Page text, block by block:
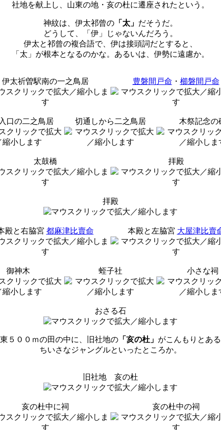
社地を献上し、山東の地・亥の杜に遷座されたという。
神紋は、伊太祁曾の 「太」 だそうだ。
どうして、「伊」じゃないんだろう。
伊太と祁曾の複合語で、伊は接頭詞だとすると、
「太」が根本となるのかな。あるいは、伊勢に遠慮か。
伊太祈曽駅南の一之鳥居 豊磐間戸命 ・ 櫛磐間戸命
口の二之鳥居 切通しから二之鳥居 木祭記念の
太鼓橋 拝殿
拝殿
殿と右脇宮 都麻津比賣命 本殿と左脇宮 大屋津比賣
御神木 蛭子社 小さな祠
おさる石
５００ｍの田の中に、旧社地の 「亥の杜」 がこんもりとあ
ちいさなジャングルといったところか。
旧社地 亥の杜
亥の杜中に祠 亥の杜中の祠